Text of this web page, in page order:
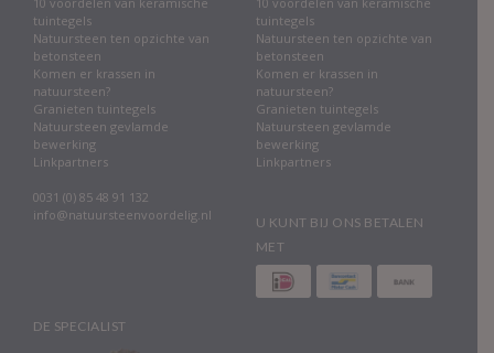
tuintegels
Natuursteen ten opzichte van
betonsteen
Komen er krassen in
natuursteen?
Granieten tuintegels
Natuursteen gevlamde
bewerking
Linkpartners
0031 (0) 85 48 91 132
info@natuursteenvoordelig.nl
tuintegels
Natuursteen ten opzichte van
betonsteen
Komen er krassen in
natuursteen?
Granieten tuintegels
Natuursteen gevlamde
bewerking
Linkpartners
U KUNT BIJ ONS BETALEN
MET
DE SPECIALIST